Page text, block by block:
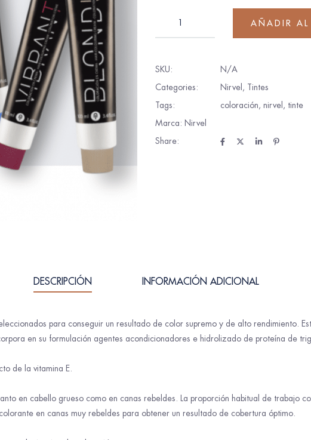
AÑADIR AL
SKU:
N/A
Categories:
Nirvel , Tintes
Tags:
coloración, nirvel , tinte
Marca: Nirvel
Share:
DESCRIPCIÓN INFORMACIÓN ADICIONAL
para conseguir un resultado de color supremo y de alto rendimiento.
en su formulación agentes acondicionadores e hidrolizado de proteína de
de la vitamina E.
en cabello grueso como en canas rebeldes. La proporción habitual de trabajo
en canas muy rebeldes para obtener un resultado de cobertura óptimo.